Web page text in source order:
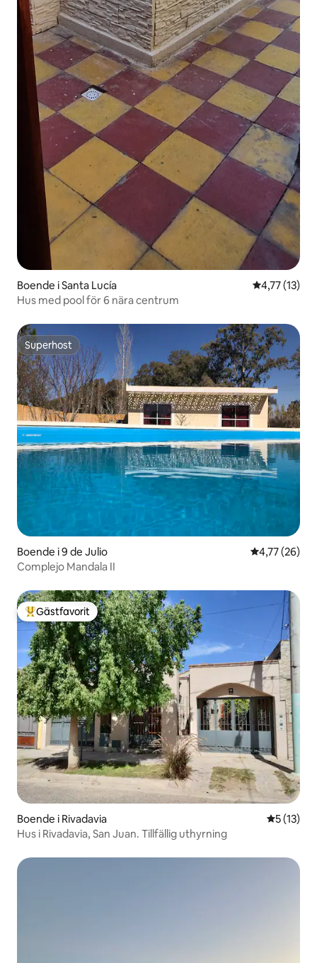
Boende i Santa Lucía 4,77 av 5 i
4,77 (13)
Hus med pool för 6 nära centrum
Superhost
Superhost
Boende i 9 de Julio 4,77 av 5 i
4,77 (26)
Complejo Mandala II
Populär gästfavorit
Gästfavorit
Boende i Rivadavia 5 av 5 i
5 (13)
Hus i Rivadavia, San Juan. Tillfällig uthyrning